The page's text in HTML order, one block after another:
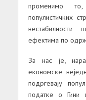
променимо
популистичких
нестабилности
ефектима по
За нас је,
економске
подргевају
податке о Гини